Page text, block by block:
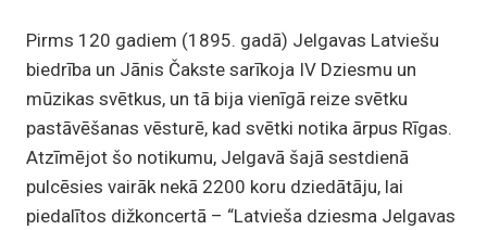
Pirms 120 gadiem (1895. gadā) Jelgavas Latviešu
biedrība un Jānis Čakste sarīkoja IV Dziesmu un
mūzikas svētkus, un tā bija vienīgā reize svētku
pastāvēšanas vēsturē, kad svētki notika ārpus Rīgas.
Atzīmējot šo notikumu, Jelgavā šajā sestdienā
pulcēsies vairāk nekā 2200 koru dziedātāju, lai
piedalītos dižkoncertā – “Latvieša dziesma Jelgavas